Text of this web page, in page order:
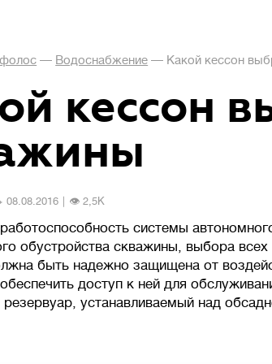
— Водоснабжение — Какой кессон
кессон
08.08.2016 👁 2,5К
системы
обустройства скважины, выбора
быть надежно защищена от
доступ к ней для
резервуар, устанавливаемый над